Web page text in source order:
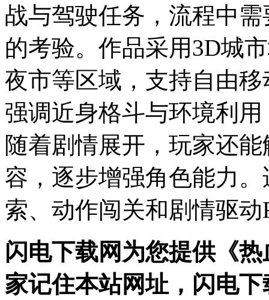
战与驾驶任务，流程中
的考验。作品采用3D城
夜市等区域，支持自由
强调近身格斗与环境利
随着剧情展开，玩家还
容，逐步增强角色能力
索、动作闯关和剧情驱
闪电下载网为您提供《
家记住本站网址，闪电